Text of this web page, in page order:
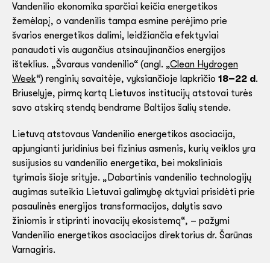
Vandenilio ekonomika sparčiai keičia energetikos
žemėlapį, o vandenilis tampa esmine perėjimo prie
švarios energetikos dalimi, leidžiančia efektyviai
panaudoti vis augančius atsinaujinančios energijos
išteklius. „Švaraus vandenilio“ (angl. „Clean Hydrogen
Week“) renginių savaitėje, vyksiančioje lapkričio 18–22 d.
Briuselyje, pirmą kartą Lietuvos institucijų atstovai turės
savo atskirą stendą bendrame Baltijos šalių stende.
Lietuvą atstovaus Vandenilio energetikos asociacija,
apjungianti juridinius bei fizinius asmenis, kurių veiklos yra
susijusios su vandenilio energetika, bei moksliniais
tyrimais šioje srityje. „Dabartinis vandenilio technologijų
augimas suteikia Lietuvai galimybę aktyviai prisidėti prie
pasaulinės energijos transformacijos, dalytis savo
žiniomis ir stiprinti inovacijų ekosistemą“, – pažymi
Vandenilio energetikos asociacijos direktorius dr. Šarūnas
Varnagiris.